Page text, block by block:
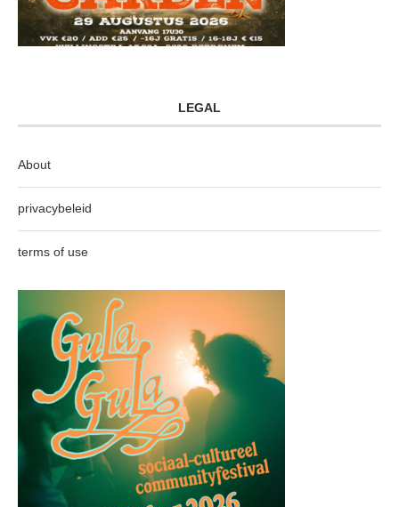
LEGAL
About
privacybeleid
terms of use